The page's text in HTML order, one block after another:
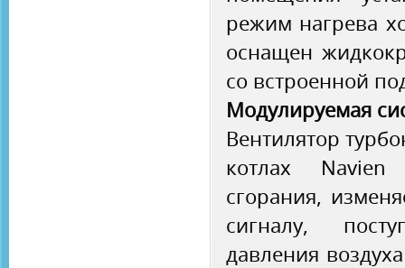
режим нагрева
оснащен
со встроенной
Модулируемая
Вентилятор
котлах
сгорания,
сигналу,
давления